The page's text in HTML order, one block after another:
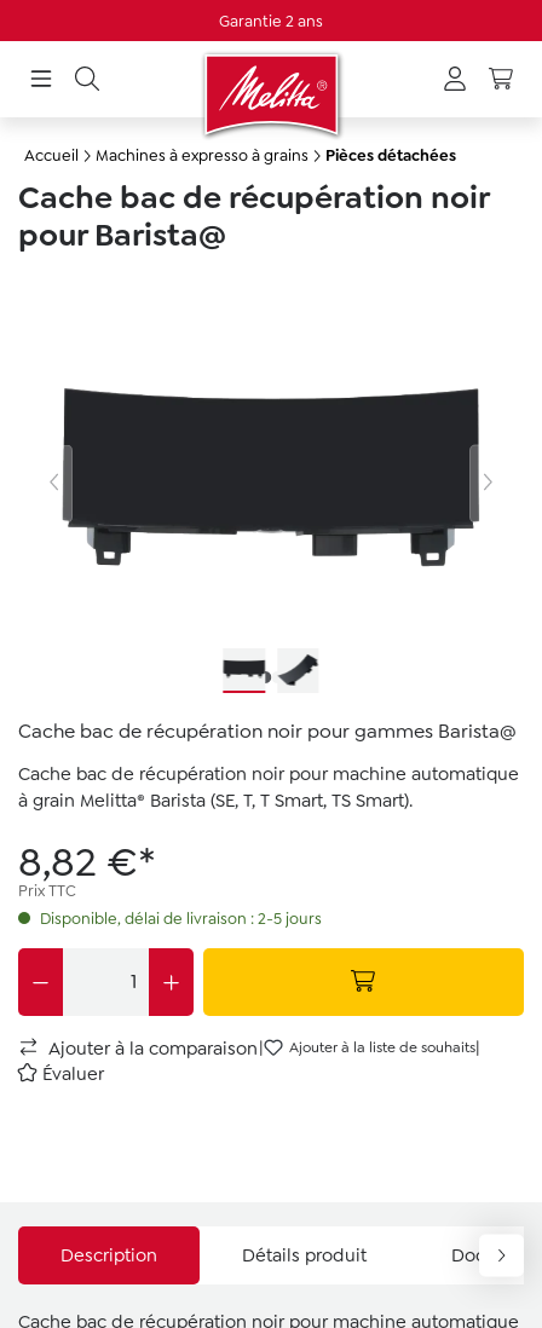
Garantie 2 ans
Accueil Machines à expresso à grains Pièces détachées
Cache bac de récupération noir
pour Barista@
Cache bac de récupération noir pour gammes Barista@
Cache bac de récupération noir pour machine automatique
à grain Melitta® Barista (SE, T, T Smart, TS Smart).
8,82 €*
Prix TTC
Disponible, délai de livraison : 2-5 jours
Ajouter à la comparaison| Ajouter à la liste de souhaits|
Évaluer
Description Détails produit
Cache bac de récupération noir pour machine automatique